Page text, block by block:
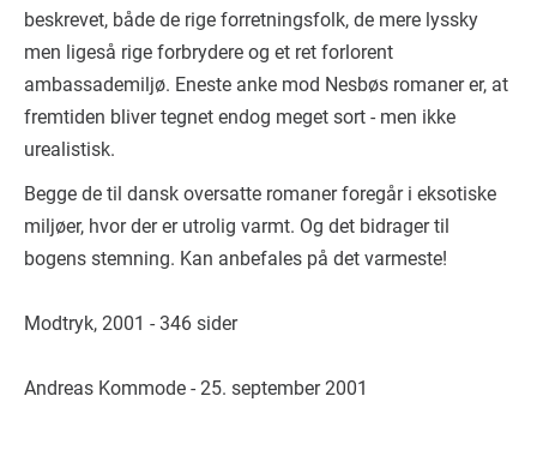
beskrevet, både de rige forretningsfolk, de mere lyssky
men ligeså rige forbrydere og et ret forlorent
ambassademiljø. Eneste anke mod Nesbøs romaner er, at
fremtiden bliver tegnet endog meget sort - men ikke
urealistisk.
Begge de til dansk oversatte romaner foregår i eksotiske
miljøer, hvor der er utrolig varmt. Og det bidrager til
bogens stemning. Kan anbefales på det varmeste!
Modtryk, 2001 - 346 sider
Andreas Kommode - 25. september 2001